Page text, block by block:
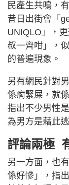
民產生共鳴，
昔日出街會「
UNIQLO」，
叔一齊咁」，
的普遍現象。
另有網民針對
係痾緊屎，就
指出不少男性
為男方是藉此
評論兩極
另一方面，也
係好慘」，指